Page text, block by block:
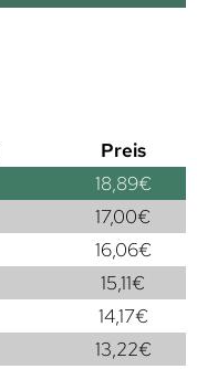
Preis
18,89€
17,00€
16,06€
15,11€
14,17€
13,22€